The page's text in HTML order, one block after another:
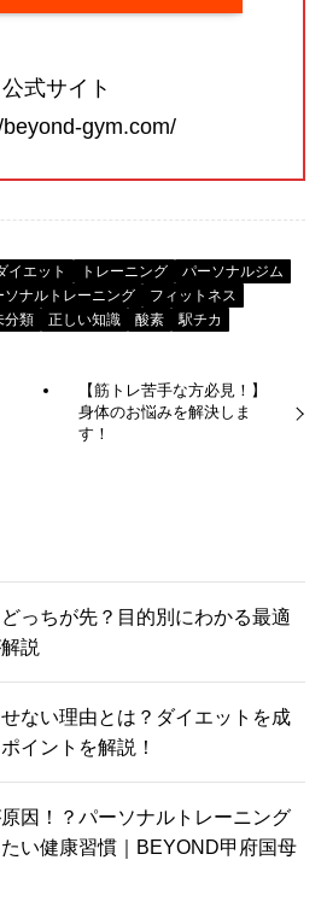
公式サイト
gym.com/
イエット トレーニング
パーソナルジム
ソナルトレーニング
フィットネス
分類 正しい知識 酸素 駅チカ
【筋トレ苦手な方必見！】
身体のお悩みを解決しま
す！
っちが先？目的別にわかる最適
説
ない理由とは？ダイエットを成
イントを解説！
因！？パーソナルトレーニング
い健康習慣｜BEYOND甲府国母